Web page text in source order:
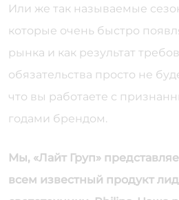
Или же так называемые
которые очень быстро
рынка и как результат
обязательства просто не
что вы работаете с
годами брендом.
Мы, «Лайт Груп»
всем известный продукт